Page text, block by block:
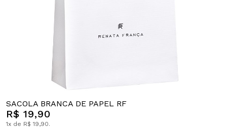
SACOLA BRANCA DE PAPEL RF
R$ 19,90
1x de R$ 19,90.